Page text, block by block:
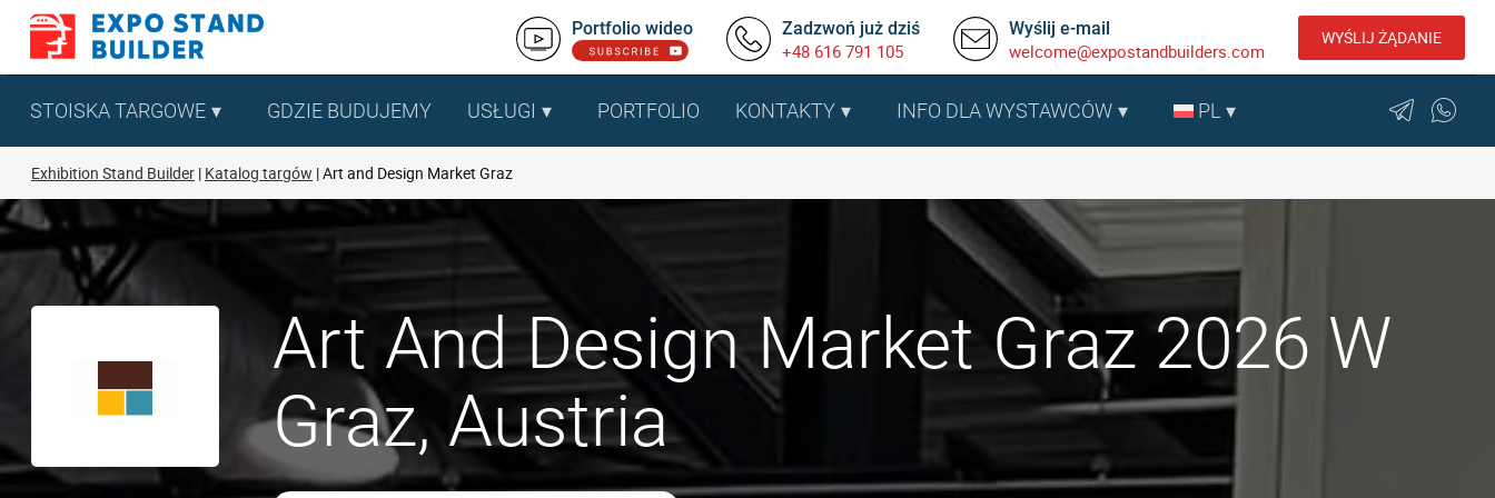
Skip
content
Portfolio wideo Zadzwoń już dziś
+48 616 791 105
Wyślij e-mail
welcome@expostandbuilders.com
WYŚLIJ ŻĄDANIE
STOISKA TARGOWE GDZIE BUDUJEMY USŁUGI PORTFOLIO KONTAKTY INFO DLA WYSTAWCÓW PL
Exhibition Stand Builder Katalog targów Art and Design Market Graz
Art And Design Market Graz 2026 W
Graz, Austria